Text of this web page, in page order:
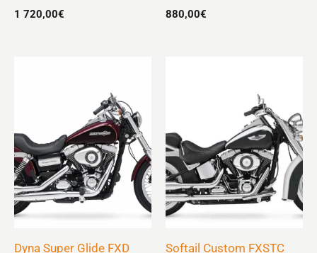
1 720,00€ 880,00€
Dyna Super Glide FXD
Softail Custom FXSTC